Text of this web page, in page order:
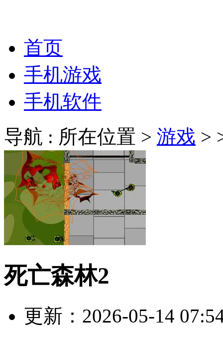
首页
手机游戏
手机软件
导航 : 所在位置 > 游戏 >
死亡森林2
更新： 2026-05-14